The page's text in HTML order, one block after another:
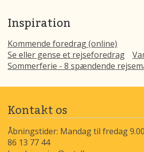
Inspiration
Kommende foredrag (online)
Se eller gense et rejseforedrag
Sommerferie - 8 spændende
Kontakt os
Åbningstider: Mandag til fredag
86 13 77 44